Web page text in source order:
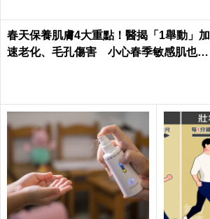
春天保養肌膚4大重點！醫揭「1舉動」加
速老化、毛孔傷害 小心春季敏感肌也易